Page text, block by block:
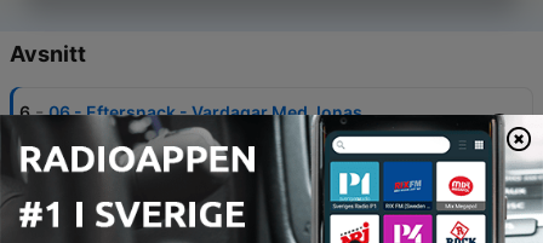
Avsnitt
6 - 06 - Eftersnack - Vardagar Med Jonas
25 Apr 2019
5 05 - Vardagar Med Jonas
25 Apr 2019